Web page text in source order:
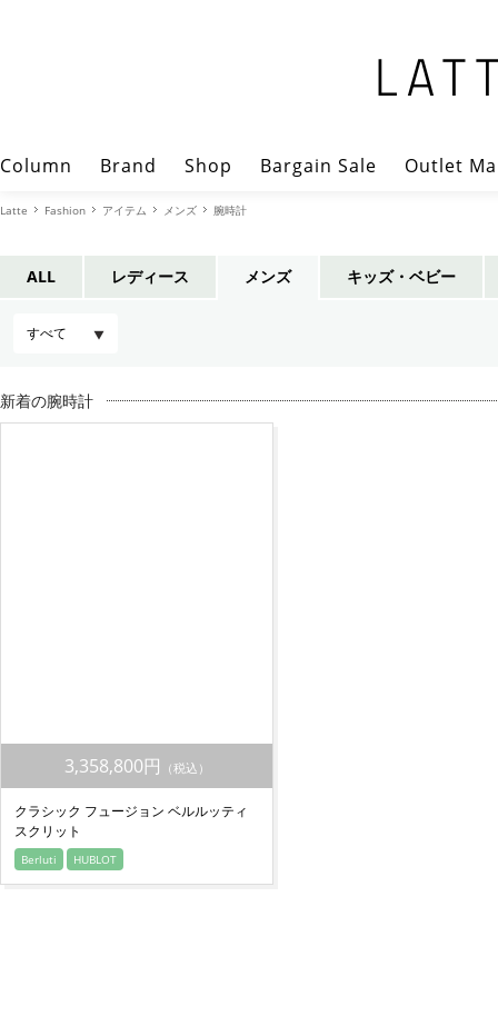
Column Brand Shop Bargain Sale Outlet
Latte Fashion アイテム メンズ 腕時計
ALL レディース メンズ キッズ・ベビー
新着の腕時計
3,358,800円 （税込）
クラシック フュージョン ベルルッティ
スクリット
Berluti HUBLOT